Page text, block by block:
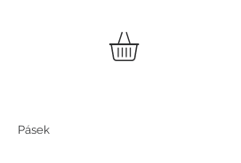
Pásek